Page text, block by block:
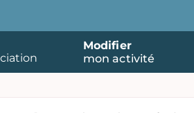
Modifier
mon activité